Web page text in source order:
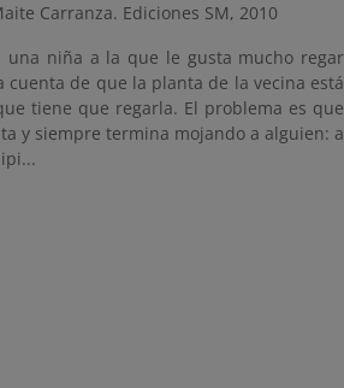
Carranza. Ediciones SM, 2010
una niña a la que le gusta mucho regar
cuenta de que la planta de la vecina está
tiene que regarla. El problema es que
y siempre termina mojando a alguien: a